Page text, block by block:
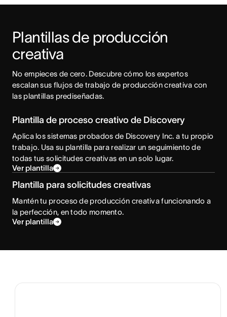
Plantillas de producción
creativa
No empieces de cero. Descubre cómo los expertos
escalan sus flujos de trabajo de producción creativa con
las plantillas prediseñadas.
Plantilla de proceso creativo de Discovery
Aplica los sistemas probados de Discovery Inc. a tu propio
trabajo. Usa su plantilla para realizar un seguimiento de
todas tus solicitudes creativas en un solo lugar.
Ver plantilla
Plantilla para solicitudes creativas
Mantén tu proceso de producción creativa funcionando a
la perfección, en todo momento.
Ver plantilla